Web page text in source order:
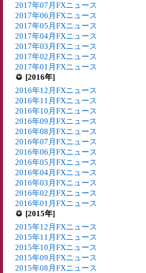
2017年07月FXニュース
2017年06月FXニュース
2017年05月FXニュース
2017年04月FXニュース
2017年03月FXニュース
2017年02月FXニュース
2017年01月FXニュース
[2016年]
2016年12月FXニュース
2016年11月FXニュース
2016年10月FXニュース
2016年09月FXニュース
2016年08月FXニュース
2016年07月FXニュース
2016年06月FXニュース
2016年05月FXニュース
2016年04月FXニュース
2016年03月FXニュース
2016年02月FXニュース
2016年01月FXニュース
[2015年]
2015年12月FXニュース
2015年11月FXニュース
2015年10月FXニュース
2015年09月FXニュース
2015年08月FXニュース